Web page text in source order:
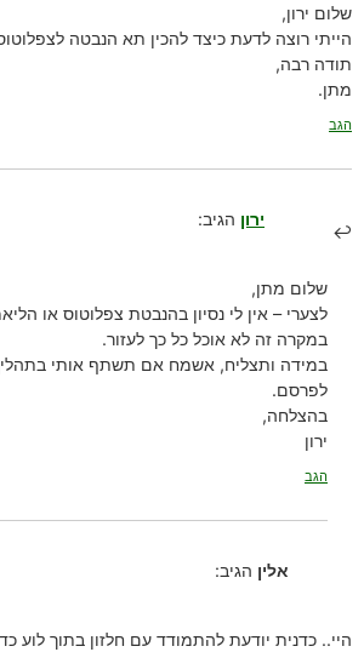
שלום ירון,
הייתי רוצה לדעת כיצד להכין תא הנבטה
תודה רבה,
מתן.
הגב
ירון הגיב:
שלום מתן,
לצערי – אין לי נסיון בהנבטת צפלוטוס או
במקרה זה לא אוכל כל כך לעזור.
במידה ותצליח, אשמח אם תשתף אותי
לפרסם.
בהצלחה,
ירון
הגב
אלין הגיב:
היי.. כדנית יודעת להתמודד עם חלזון בתוך לוע